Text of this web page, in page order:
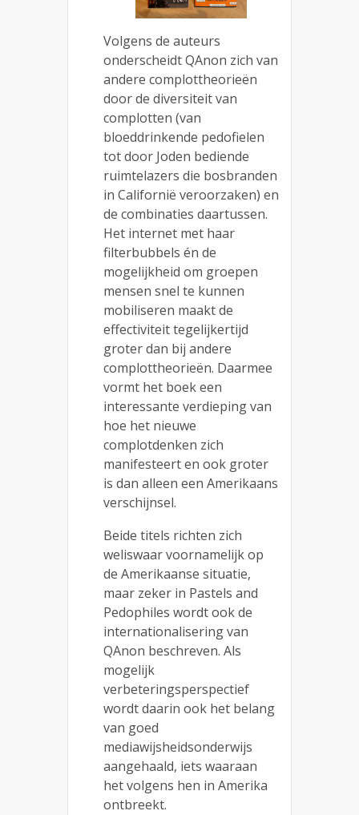
Volgens de auteurs
onderscheidt QAnon zich van
andere complottheorieën
door de diversiteit van
complotten (van
bloeddrinkende pedofielen
tot door Joden bediende
ruimtelazers die bosbranden
in Californië veroorzaken) en
de combinaties daartussen.
Het internet met haar
filterbubbels én de
mogelijkheid om groepen
mensen snel te kunnen
mobiliseren maakt de
effectiviteit tegelijkertijd
groter dan bij andere
complottheorieën. Daarmee
vormt het boek een
interessante verdieping van
hoe het nieuwe
complotdenken zich
manifesteert en ook groter
is dan alleen een Amerikaans
verschijnsel.
Beide titels richten zich
weliswaar voornamelijk op
de Amerikaanse situatie,
maar zeker in Pastels and
Pedophiles wordt ook de
internationalisering van
QAnon beschreven. Als
mogelijk
verbeteringsperspectief
wordt daarin ook het belang
van goed
mediawijsheidsonderwijs
aangehaald, iets waaraan
het volgens hen in Amerika
ontbreekt.